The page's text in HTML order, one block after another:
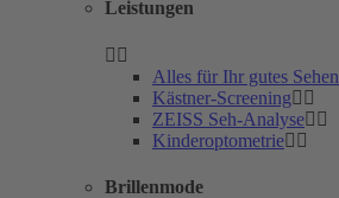
Leistungen
Alles für Ihr gutes Sehen
Kästner-Screening
ZEISS Seh-Analyse
Kinderoptometrie
Brillenmode